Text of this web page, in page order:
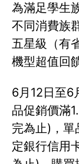
為滿足學生
不同消費族
五星級（有
機型超值回
6月12日至6
品促銷價滿
完為止)，
定銀行信用